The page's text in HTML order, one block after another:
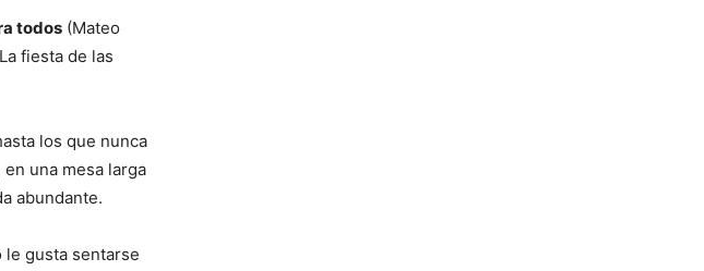
todos (Mateo
fiesta de las
los que nunca
una mesa larga
abundante.
le gusta sentarse